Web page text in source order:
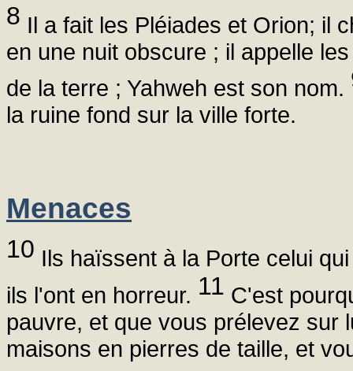
8 Il a fait les Pléiades et Orion; il
en une nuit obscure ; il appelle
de la terre ; Yahweh est son nom.
la ruine fond sur la ville forte.
Menaces
10 Ils haïssent à la Porte celui
ils l'ont en horreur. 11 C'est
pauvre, et que vous prélevez sur
maisons en pierres de taille, et